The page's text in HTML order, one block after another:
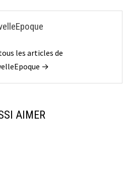
les articles de
→
AIMER